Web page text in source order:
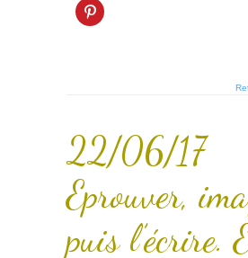
22/06/17
Eprouver,
puis l’écrire.